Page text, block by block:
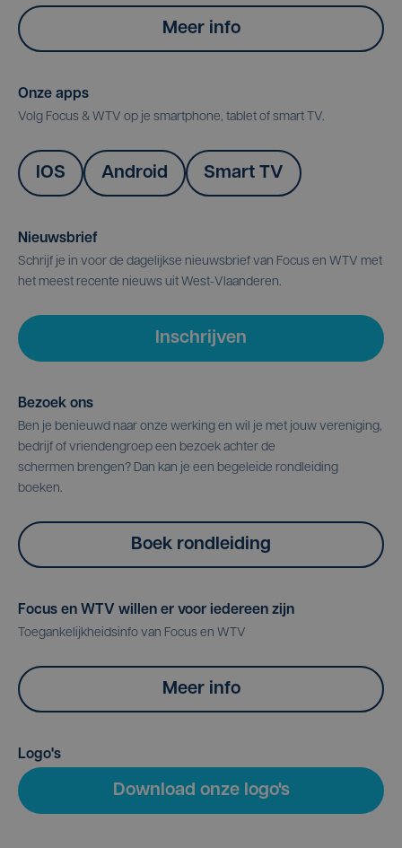
Meer info
Onze apps
Volg Focus & WTV op je smartphone, tablet of smart TV.
IOS Android Smart TV
Nieuwsbrief
Schrijf je in voor de dagelijkse nieuwsbrief van Focus en WTV met
het meest recente nieuws uit West-Vlaanderen.
Inschrijven
Bezoek ons
Ben je benieuwd naar onze werking en wil je met jouw vereniging,
bedrijf of vriendengroep een bezoek achter de
schermen brengen? Dan kan je een begeleide rondleiding
boeken.
Boek rondleiding
Focus en WTV willen er voor iedereen zijn
Toegankelijkheidsinfo van Focus en WTV
Meer info
Logo's
Download onze logo's